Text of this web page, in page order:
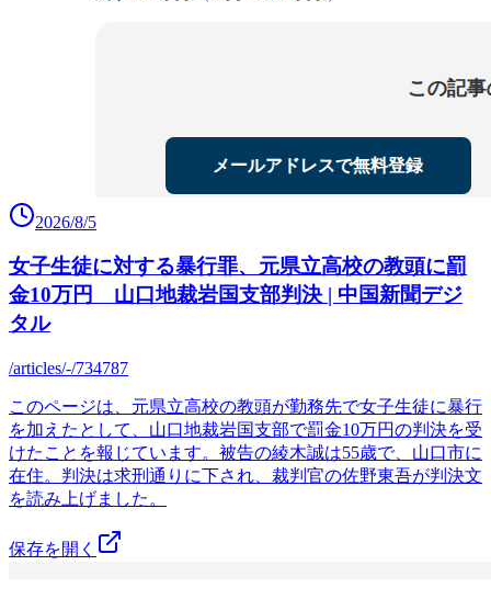
2026/8/5
女子生徒に対する暴行罪、元県立高校の教頭に罰
金10万円 山口地裁岩国支部判決 | 中国新聞デジ
タル
/articles/-/734787
このページは、元県立高校の教頭が勤務先で女子生徒に暴行
を加えたとして、山口地裁岩国支部で罰金10万円の判決を受
けたことを報じています。被告の綾木誠は55歳で、山口市に
在住。判決は求刑通りに下され、裁判官の佐野東吾が判決文
を読み上げました。
保存を開く